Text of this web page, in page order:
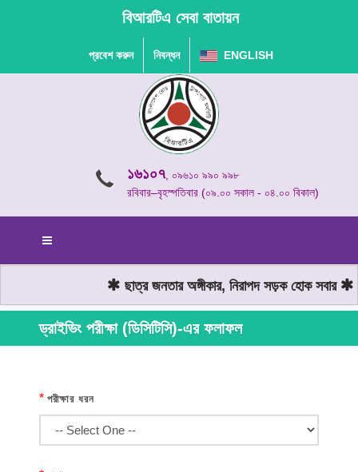
বিআরটিএ সেবা বাতায়ন
প্রবেশ করুন নিবন্ধন ENGLISH
১৬১০৭, ০৯৬১০ ৯৯০ ৯৯৮
রবিবার–বৃহস্পতিবার (০৯.০০ সকাল - ০৪.০০ বিকাল)
ছাত্র জনতার অঙ্গীকার, নিরাপদ সড়ক হোক সবার
ড্রাইভিং পরীক্ষা (ডিসিটিসি)-এর ফলাফল
* পরীক্ষার ধরন